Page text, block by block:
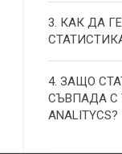
3. КАК ДА
4. ЗАЩО
СЪВПАДА С
ANALITYCS?